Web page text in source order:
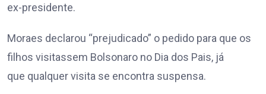
ex-presidente.
Moraes declarou “prejudicado” o pedido para que os
filhos visitassem Bolsonaro no Dia dos Pais, já
que qualquer visita se encontra suspensa.